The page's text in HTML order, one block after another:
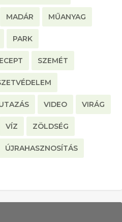
MADÁR MŰANYAG
PARK
SZEMÉT
VIDEO VIRÁG
VÍZ ZÖLDSÉG
ÚJRAHASZNOSÍTÁS